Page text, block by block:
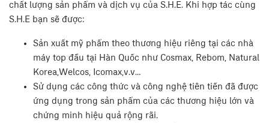
chất lượng sản phẩm và dịch vụ của S.H.E. Khi hợp tác cùng
S.H.E bạn sẽ được:
Sản xuất mỹ phẩm theo thương hiệu riêng tại các nhà
máy top đầu tại Hàn Quốc như Cosmax, Rebom, Natural
Korea,Welcos, Icomax,v.v…
Sử dụng các công thức và công nghệ tiên tiến đã được
ứng dụng trong sản phẩm của các thương hiệu lớn và
chứng minh hiệu quả rộng rãi.